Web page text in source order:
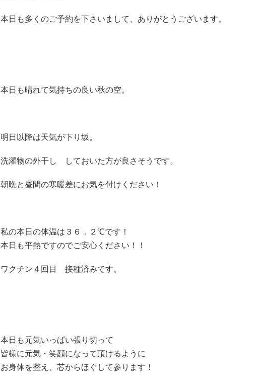
本日も多くのご予約を下さいまして、ありがとうございます。
本日も晴れて気持ちの良い秋の空。
明日以降は天気が下り坂。
洗濯物の外干し しておいた方が良さそうです。
朝晩と昼間の寒暖差にお気を付けください！
私の本日の体温は３６．２℃です！
本日も平熱ですのでご安心ください！！
ワクチン４回目 接種済みです。
本日も元気いっぱい張り切って
皆様に元気・笑顔になって頂けるように
お身体を整え、芯からほぐして参ります！